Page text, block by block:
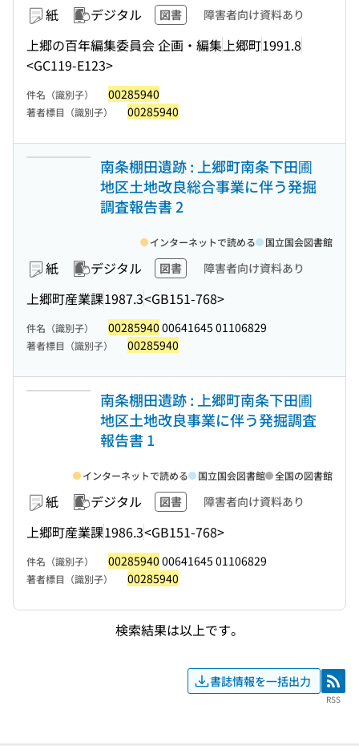
紙 デジタル 図書 障害者向け資料あり
上郷の百年編集委員会 企画・編集 上郷町1991.8
<GC119-E123>
件名（識別子） 00285940
著者標目（識別子） 00285940
南条棚田遺跡 : 上郷町南条下田圃
地区土地改良総合事業に伴う発掘
調査報告書 2
紙 デジタル 図書 障害者向け資料あり
上郷町産業課1987.3<GB151-768>
インターネットで読める 国立国会図書館
件名（識別子） 00285940 00641645 01106829
著者標目（識別子） 00285940
南条棚田遺跡 : 上郷町南条下田圃
地区土地改良事業に伴う発掘調査
報告書 1
紙 デジタル 図書 障害者向け資料あり
上郷町産業課1986.3<GB151-768>
インターネットで読める 国立国会図書館 全国の図書館
件名（識別子） 00285940 00641645 01106829
著者標目（識別子） 00285940
検索結果は以上です。
書誌情報を一括出力 RSS
RSS